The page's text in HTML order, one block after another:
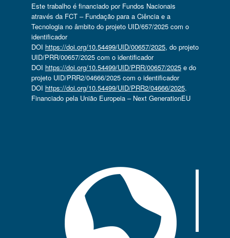
Este trabalho é financiado por Fundos Nacionais
através da FCT – Fundação para a Ciência e a
Tecnologia no âmbito do projeto UID/657/2025 com o
identificador
DOI https://doi.org/10.54499/UID/00657/2025, do projeto
UID/PRR/00657/2025 com o identificador
DOI https://doi.org/10.54499/UID/PRR/00657/2025e do
projeto UID/PRR2/04666/2025 com o identificador
DOI https://doi.org/10.54499/UID/PRR2/04666/2025.
Financiado pela União Europeia – Next GenerationEU